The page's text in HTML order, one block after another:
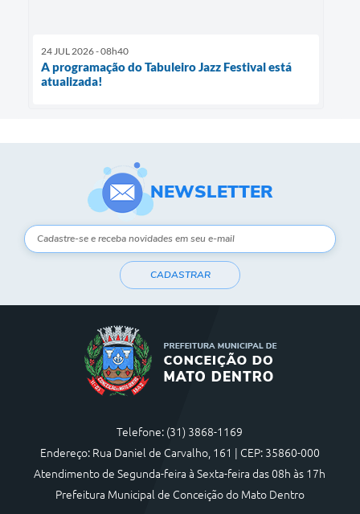
24 JUL 2026 - 08h40
A programação do Tabuleiro Jazz Festival está
atualizada!
NEWSLETTER
CADASTRAR
Telefone: (31) 3868-1169
Endereço: Rua Daniel de Carvalho, 161 | CEP: 35860-000
Atendimento de Segunda-feira à Sexta-feira das 08h às 17h
Prefeitura Municipal de Conceição do Mato Dentro